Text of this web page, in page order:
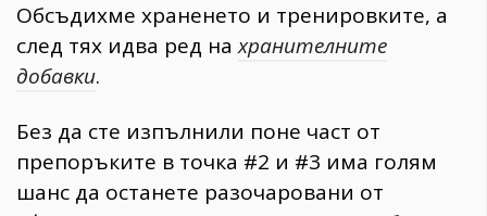
Обсъдихме храненето и тренировките, а
след тях идва ред нахранителните
добавки.
Без да сте изпълнили поне част от
препоръките в точка #2 и #3 има голям
шанс да останете разочаровани от